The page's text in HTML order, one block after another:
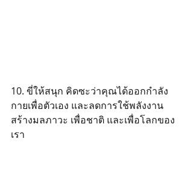
10. ขี่ให้สนุก คิดซะว่าคุณได้ออกกำลัง
กายเพื่อตัวเอง และลดการใช้พลังงาน
สร้างมลภาวะ เพื่อชาติ และเพื่อโลกของ
เรา